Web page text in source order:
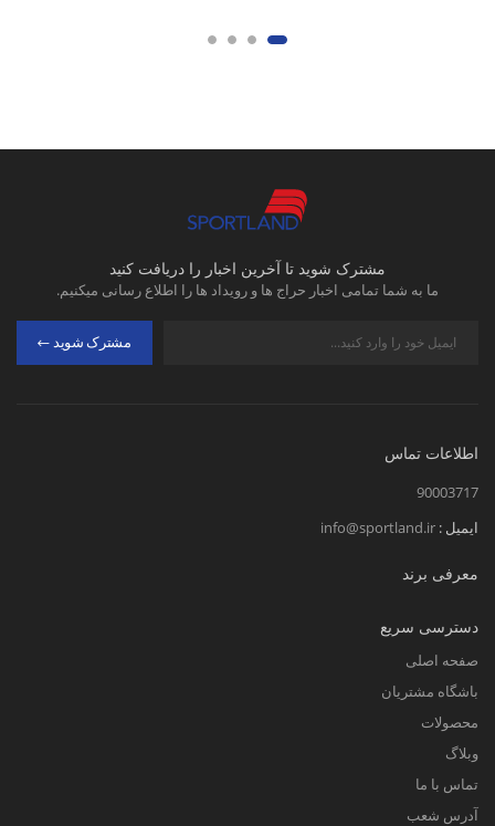
مشترک شوید تا آخرین اخبار را دریافت کنید
ما به شما تمامی اخبار حراج ها و رویداد ها را اطلاع رسانی میکنیم.
مشترک شوید
اطلاعات تماس
90003717
ایمیل : info@sportland.ir
معرفی برند
دسترسی سریع
صفحه اصلی
باشگاه مشتریان
محصولات
وبلاگ
تماس با ما
آدرس شعب